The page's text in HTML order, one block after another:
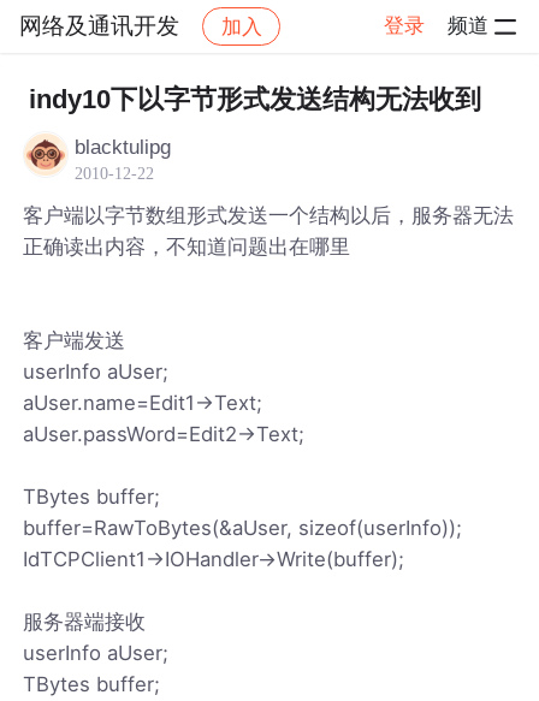
网络及通讯开发 加入 登录 频道
社区 网络及通讯开发 帖子详情
indy10下以字节形式发送结构无法收到
blacktulipg
2010-12-22
客户端以字节数组形式发送一个结构以后，服务器无法
正确读出内容，不知道问题出在哪里
客户端发送
userInfo aUser;
aUser.name=Edit1->Text;
aUser.passWord=Edit2->Text;
TBytes buffer;
buffer=RawToBytes(&aUser, sizeof(userInfo));
IdTCPClient1->IOHandler->Write(buffer);
服务器端接收
userInfo aUser;
TBytes buffer;